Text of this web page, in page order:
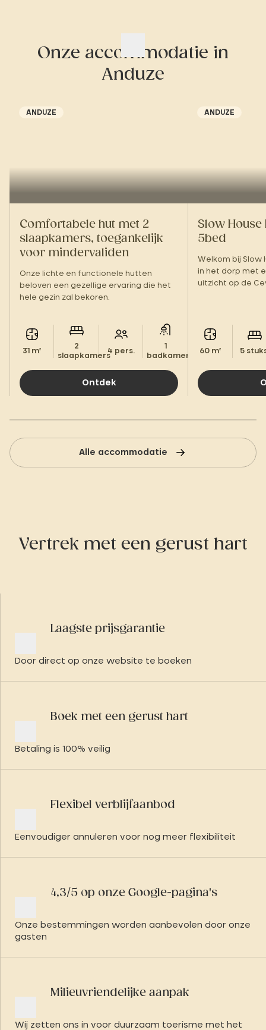
Onze accommodatie in
Anduze
ANDUZE
Comfortabele hut met 2
slaapkamers, toegankelijk
voor mindervaliden
Onze lichte en functionele hutten
beloven een gezellige ervaring die het
hele gezin zal bekoren.
31 m²
2
slaapkamers
4 pers.
1
badkamer.
Ontdek
ANDUZE
Slow House
5bed
Welkom bij Slow
in het dorp met
uitzicht op de
60 m² 5
Alle accommodatie
Vertrek met een gerust hart
Laagste prijsgarantie
Door direct op onze website te boeken
Boek met een gerust hart
Betaling is 100% veilig
Flexibel verblijfaanbod
Eenvoudiger annuleren voor nog meer flexibiliteit
4,3/5 op onze Google-pagina's
Onze bestemmingen worden aanbevolen door onze
gasten
Milieuvriendelijke aanpak
Wij zetten ons in voor duurzaam toerisme met het